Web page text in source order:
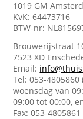
1019 GM
KvK: 64473716
BTW-nr:
Brouwerijstraat
7523 XD
Email:
Tel: 053-
woensdag van
09:00 tot 00:00,
Fax: 053-4805861